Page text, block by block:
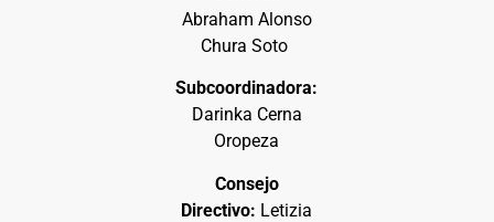
Abraham Alonso
Chura Soto
Subcoordinadora:
Darinka Cerna
Oropeza
Consejo
Directivo: Letizia